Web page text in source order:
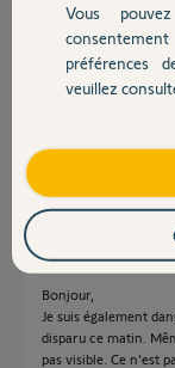
Devis avec
Contact
Bonjour Sylvain ,
Le nécessaire a été
Bonjour,
Je suis également
disparu ce matin.
pas visible. Ce n'est
Vous
préférences
veuillez